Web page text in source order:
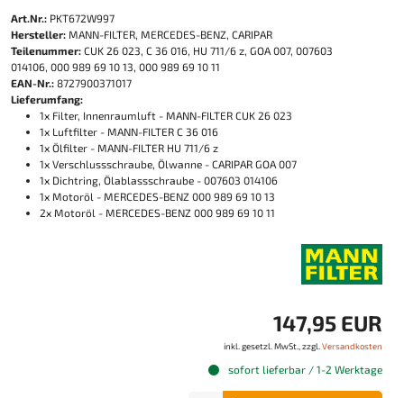
Art.Nr.: PKT672W997
Hersteller: MANN-FILTER, MERCEDES-BENZ, CARIPAR
Teilenummer: CUK 26 023, C 36 016, HU 711/6 z, GOA 007, 007603
014106, 000 989 69 10 13, 000 989 69 10 11
EAN-Nr.: 8727900371017
Lieferumfang:
1x Filter, Innenraumluft - MANN-FILTER CUK 26 023
1x Luftfilter - MANN-FILTER C 36 016
1x Ölfilter - MANN-FILTER HU 711/6 z
1x Verschlussschraube, Ölwanne - CARIPAR GOA 007
1x Dichtring, Ölablassschraube - 007603 014106
1x Motoröl - MERCEDES-BENZ 000 989 69 10 13
2x Motoröl - MERCEDES-BENZ 000 989 69 10 11
147,95 EUR
inkl. gesetzl. MwSt., zzgl. Versandkosten
sofort lieferbar / 1-2 Werktage